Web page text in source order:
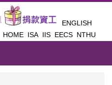
ENGLISH
HOME ISA IIS EECS NTHU